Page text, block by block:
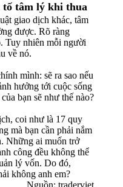
tố tâm lý khi thua
giao dịch khác, tâm
được. Rõ ràng
Tuy nhiên mỗi người
về nó.
mình: sẽ ra sao nếu
hưởng tới cuộc sống
bạn sẽ như thế nào?
coi như là 17 quy
mà bạn cần phải nắm
Những ai muốn trở
công đều không thể
lý vốn. Do đó,
không anh em?